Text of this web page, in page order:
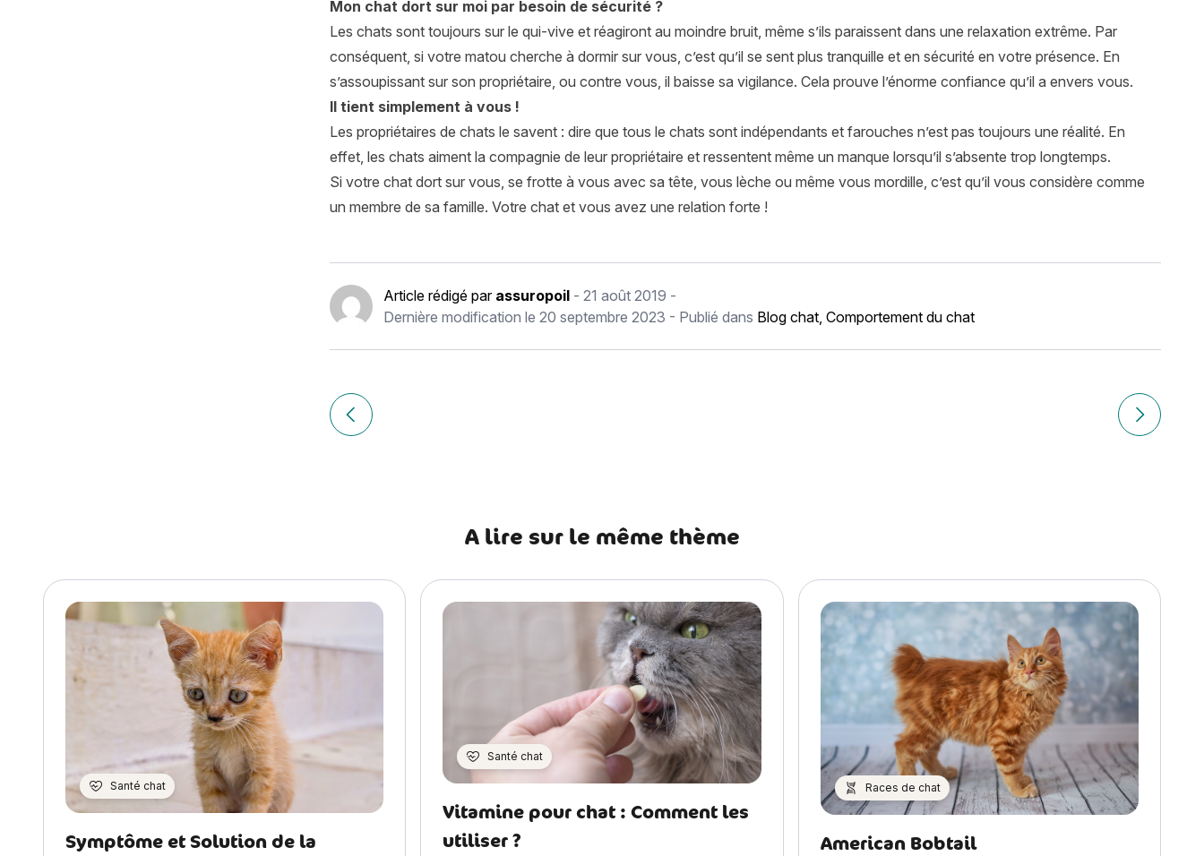
Mon chat dort sur moi par besoin de sécurité ?
Les chats sont toujours sur le qui-vive et réagiront au moindre bruit, même s’ils paraissent dans une relaxation extrême. Par
conséquent, si votre matou cherche à dormir sur vous, c’est qu’il se sent plus tranquille et en sécurité en votre présence. En
s’assoupissant sur son propriétaire, ou contre vous, il baisse sa vigilance. Cela prouve l’énorme confiance qu’il a envers vous.
Il tient simplement à vous !
Les propriétaires de chats le savent : dire que tous le chats sont indépendants et farouches n’est pas toujours une réalité. En
effet, les chats aiment la compagnie de leur propriétaire et ressentent même un manque lorsqu’il s’absente trop longtemps.
Si votre chat dort sur vous, se frotte à vous avec sa tête, vous lèche ou même vous mordille, c’est qu’il vous considère comme
un membre de sa famille. Votre chat et vous avez une relation forte !
Article rédigé par assuropoil - 21 août 2019 -
Dernière modification le 20 septembre 2023 - Publié dans Blog chat, Comportement du chat
Navigation
de
Article précédent Chien du Pharaon Article
A lire sur le même thème
Santé chat
Symptôme et Solution de la
Santé chat
Vitamine pour chat : Comment les
utiliser ?
Races de chat
American Bobtail